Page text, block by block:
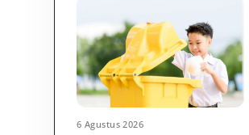
6 Agustus 2026